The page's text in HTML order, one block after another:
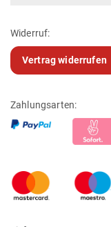
Widerruf:
Vertrag widerrufen
Zahlungsarten: